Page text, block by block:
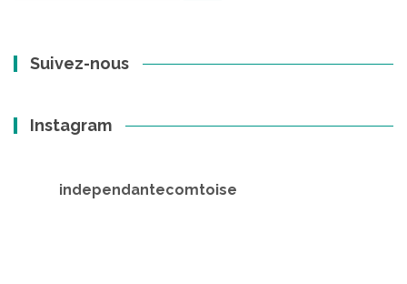
Suivez-nous
Instagram
independantecomtoise